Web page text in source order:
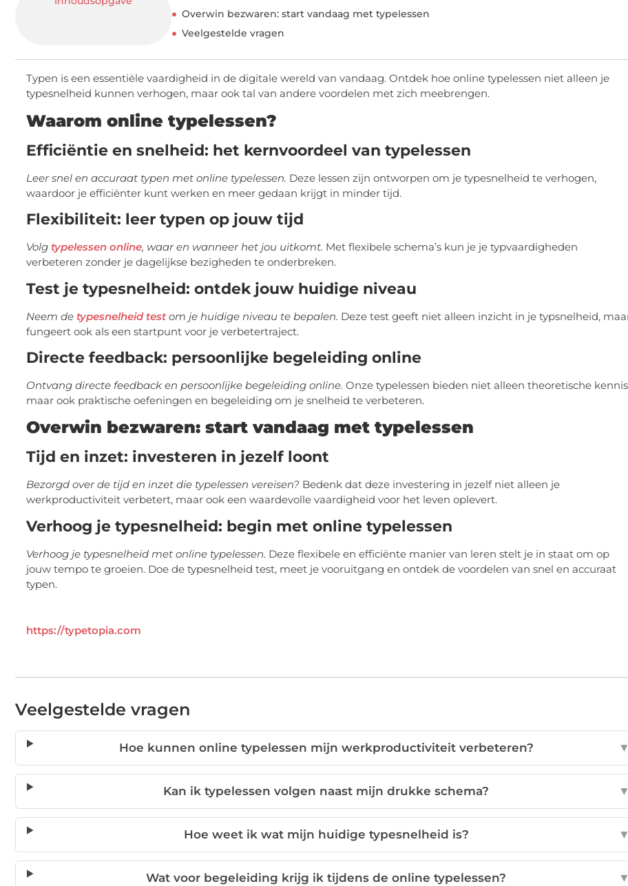
Overwin bezwaren: start vandaag met typelessen
Veelgestelde vragen
Typen is een essentiële vaardigheid in de digitale wereld van vandaag. Ontdek hoe online typelessen niet alleen je
typesnelheid kunnen verhogen, maar ook tal van andere voordelen met zich meebrengen.
Waarom online typelessen?
Efficiëntie en snelheid: het kernvoordeel van typelessen
Leer snel en accuraat typen met online typelessen.
Deze lessen zijn ontworpen om je typesnelheid te verhogen,
waardoor je efficiënter kunt werken en meer gedaan krijgt in minder tijd.
Flexibiliteit: leer typen op jouw tijd
Volg typelessen online , waar en wanneer het jou uitkomt. Met flexibele schema’s kun je je typvaardigheden
verbeteren zonder je dagelijkse bezigheden te onderbreken.
Test je typesnelheid: ontdek jouw huidige niveau
Neem de typesnelheid test om je huidige niveau te bepalen.
Deze test geeft niet alleen inzicht in je typsnelheid, maar
fungeert ook als een startpunt voor je verbetertraject.
Directe feedback: persoonlijke begeleiding online
Ontvang directe feedback en persoonlijke begeleiding online.
Onze typelessen bieden niet alleen theoretische kennis,
maar ook praktische oefeningen en begeleiding om je snelheid te verbeteren.
Overwin bezwaren: start vandaag met typelessen
Tijd en inzet: investeren in jezelf loont
Bezorgd over de tijd en inzet die typelessen vereisen? Bedenk dat deze investering in jezelf niet alleen je
werkproductiviteit verbetert, maar ook een waardevolle vaardigheid voor het leven oplevert.
Verhoog je typesnelheid: begin met online typelessen
Verhoog je typesnelheid met online typelessen.
Deze flexibele en efficiënte manier van leren stelt je in staat om op
jouw tempo te groeien. Doe de typesnelheid test, meet je vooruitgang en ontdek de voordelen van snel en accuraat
typen.
https://typetopia.com
Veelgestelde vragen
Hoe kunnen online typelessen mijn werkproductiviteit verbeteren? ▼
Kan ik typelessen volgen naast mijn drukke schema? ▼
Hoe weet ik wat mijn huidige typesnelheid is? ▼
Wat voor begeleiding krijg ik tijdens de online typelessen? ▼